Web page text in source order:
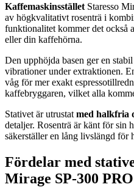
Kaffemaskinsstället Staresso
av högkvalitativt rosenträ i
funktionalitet kommer det också
eller din kaffehörna.
Den upphöjda basen ger en
vibrationer under extraktionen.
våg för mer exakt
kaffebryggaren, vilket alla
Stativet är utrustat med halkfria
detaljer. Rosenträ är känt för sin
säkerställer en lång livslängd för
Fördelar med
Mirage SP-300